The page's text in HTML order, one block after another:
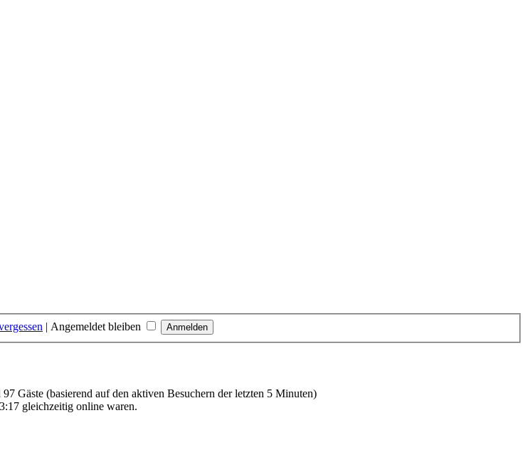
| Angemeldet bleiben
Gäste (basierend auf den aktiven Besuchern der letzten 5 Minuten)
gleichzeitig online waren.